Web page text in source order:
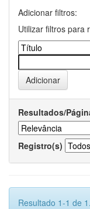
Adicionar filtros:
Utilizar filtros para
Resultados/
Registro(s)
Resultado 1-1 de 1.